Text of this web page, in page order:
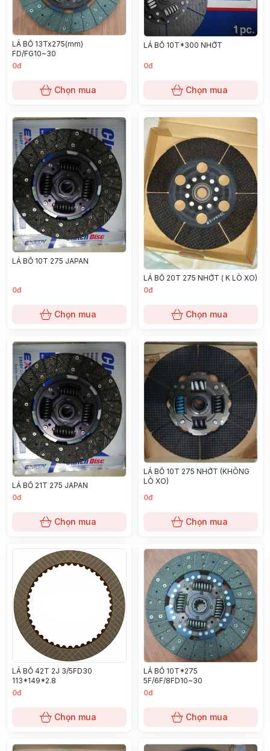
LÁ BỐ 13Tx275(mm)
FD/FG10~30
0đ
Chọn mua
LÁ BỐ 10T*300 NHỚT
0đ
Chọn mua
LÁ BỐ 10T 275 JAPAN
0đ
Chọn mua
LÁ BỐ 20T 275 NHỚT ( K LÒ XO)
0đ
Chọn mua
LÁ BỐ 21T 275 JAPAN
0đ
Chọn mua
LÁ BỐ 10T 275 NHỚT (KHÔNG
LÒ XO)
0đ
Chọn mua
LÁ BỐ 42T 2J 3/5FD30
113*149*2.8
0đ
Chọn mua
LÁ BỐ 10T*275
5F/6F/8FD10~30
0đ
Chọn mua